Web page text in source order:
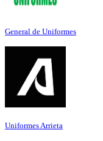
General de Uniformes
Uniformes Arrieta